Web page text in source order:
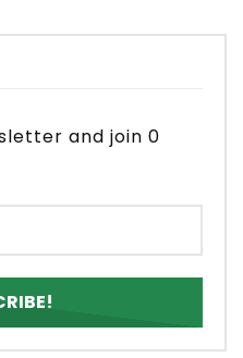
and join 0